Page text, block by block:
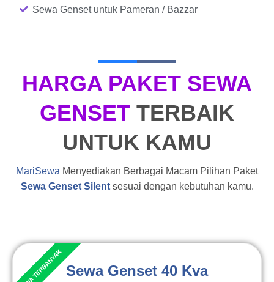
Sewa Genset untuk Pameran / Bazzar
HARGA PAKET SEWA
GENSET TERBAIK
UNTUK KAMU
MariSewa Menyediakan Berbagai Macam Pilihan Paket
Sewa Genset Silentsesuai dengan kebutuhan kamu.
Sewa Genset 40 Kva